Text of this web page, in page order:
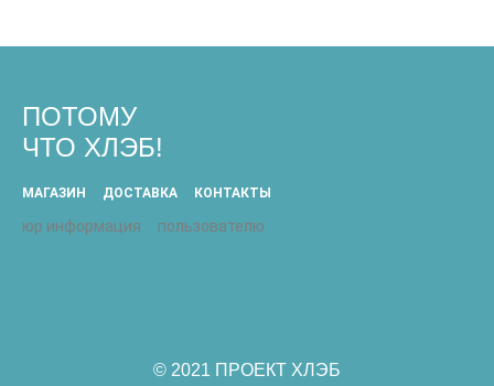
ПОТОМУ
ЧТО ХЛЭБ!
МАГАЗИН ДОСТАВКА КОНТАКТЫ
юр информация пользователю
© 2021 ПРОЕКТ ХЛЭБ